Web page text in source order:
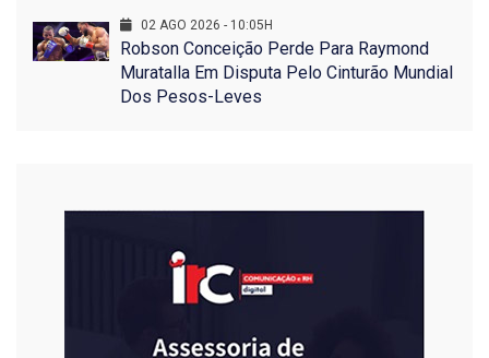
02 AGO 2026 - 10:05H
Robson Conceição Perde Para Raymond
Muratalla Em Disputa Pelo Cinturão Mundial
Dos Pesos-Leves